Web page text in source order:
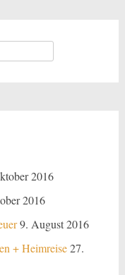
2016
2016
9. August 2016
+ Heimreise27.